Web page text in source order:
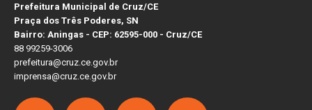
Prefeitura Municipal de Cruz/CE
Praça dos Três Poderes, SN
Bairro: Aningas - CEP: 62595-000 - Cruz/CE
88 99259-3006
prefeitura@cruz.ce.gov.br
imprensa@cruz.ce.gov.br